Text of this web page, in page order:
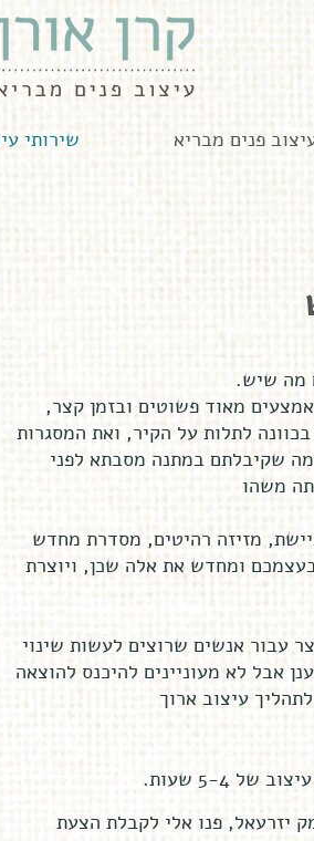
פנים מבריא שירותי
מה שיש
מאוד פשוטים ובזמן קצר,
לתלות על הקיר, ואת המסגרות
שקיבלתם במתנה מסבתא לפני
משהו
מזיזה רהיטים, מסדרת מחדש
ומחדש את אלה שכן, ויוצרת
עבור אנשים שרוצים לעשות שינוי
אבל לא מעוניינים להיכנס להוצאה
עיצוב ארוך
.
של 5-4 שעות
יזרעאל, פנו אלי לקבלת הצעת